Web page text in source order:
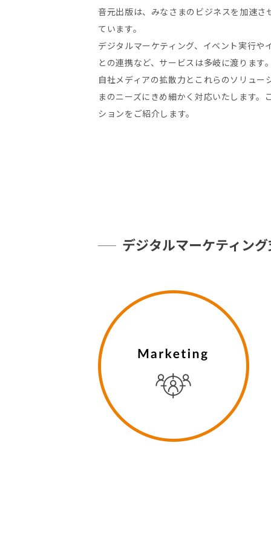
音元出版は、みなさまのビジネスを加速さ
ています。
デジタルマーケティング、イベント実行や
との連携など、サービスは多岐に渡ります
自社メディアの拡散力とこれらのソリュー
まのニーズにきめ細かく対応いたします。
ションをご紹介します。
デジタルマーケティン